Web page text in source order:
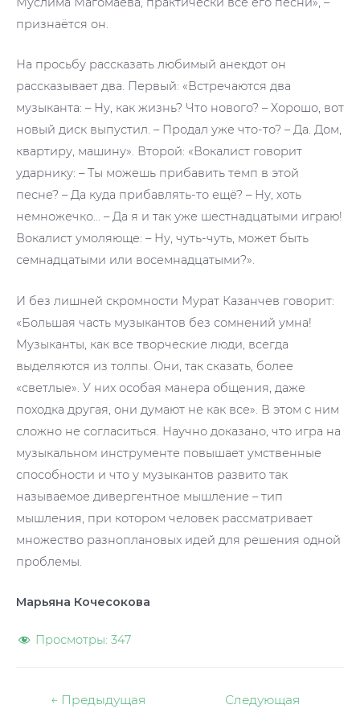
признаётся он.
На просьбу рассказать любимый анекдот он
рассказывает два. Первый: «Встречаются два
музыканта: – Ну, как жизнь? Что нового? – Хорошо, вот
новый диск выпустил. – Продал уже что-то? – Да. Дом,
квартиру, машину». Второй: «Вокалист говорит
ударнику: – Ты можешь прибавить темп в этой
песне? – Да куда прибавлять-то ещё? – Ну, хоть
немножечко… – Да я и так уже шестнадцатыми играю!
Вокалист умоляюще: – Ну, чуть-чуть, может быть
семнадцатыми или восемнадцатыми?».
И без лишней скромности Мурат Казанчев говорит:
«Большая часть музыкантов без сомнений умна!
Музыканты, как все творческие люди, всегда
выделяются из толпы. Они, так сказать, более
«светлые». У них особая манера общения, даже
походка другая, они думают не как все». В этом с ним
сложно не согласиться. Научно доказано, что игра на
музыкальном инструменте повышает умственные
способности и что у музыкантов развито так
называемое дивергентное мышление – тип
мышления, при котором человек рассматривает
множество разноплановых идей для решения одной
проблемы.
Марьяна Кочесокова
Просмотры: 347
Навигация
← Предыдущая
Следующая